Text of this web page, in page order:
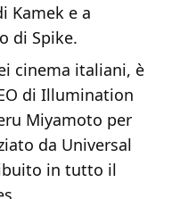
Kamek e a
di Spike.
cinema italiani, è
di Illumination
Miyamoto per
da Universal
in tutto il